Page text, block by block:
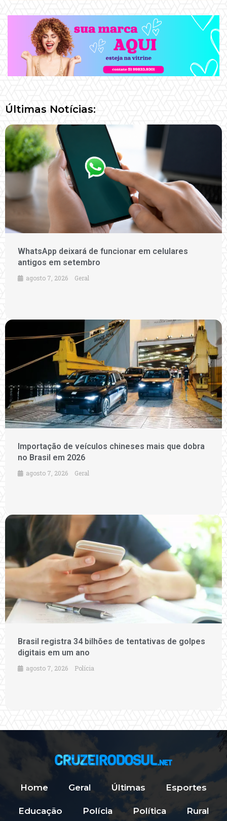
Últimas Notícias:
WhatsApp deixará de funcionar em celulares
antigos em setembro
agosto 7, 2026 Geral
Importação de veículos chineses mais que dobra
no Brasil em 2026
agosto 7, 2026 Geral
Brasil registra 34 bilhões de tentativas de golpes
digitais em um ano
agosto 7, 2026 Polícia
Home Geral Últimas Esportes
Educação Polícia Política Rural